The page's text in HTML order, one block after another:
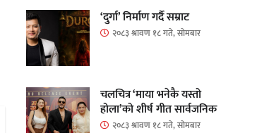
‘दुर्गा’ निर्माण गर्दै सम्राट
२०८३ श्रावण १८ गते, सोमबार
चलचित्र ‘माया भनेकै यस्तो
होला’को शीर्ष गीत सार्वजनिक
२०८३ श्रावण १८ गते, सोमबार